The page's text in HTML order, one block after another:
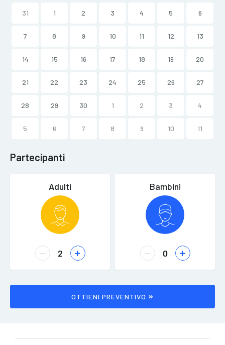
31 1 2 3 4 5 6
7 8 9 10 11 12 13
14 15 16 17 18 19 20
21 22 23 24 25 26 27
28 29 30 1 2 3 4
5 6 7 8 9 10 11
Partecipanti
Adulti Bambini
OTTIENI PREVENTIVO